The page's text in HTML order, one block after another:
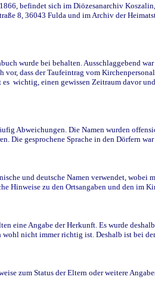
befindet sich im Diözesanarchiv
8, 36043 Fulda und im Archiv der
wurde bei behalten. Ausschlaggebend
vor, dass der Taufeintrag vom
wichtig, einen gewissen Zeitraum davor
Abweichungen. Die Namen wurden
Die gesprochene Sprache in den Dörfern
und deutsche Namen verwendet, wobei
Hinweise zu den Ortsangaben und den im
eine Angabe der Herkunft. Es wurde
nicht immer richtig ist. Deshalb ist bei
zum Status der Eltern oder weitere